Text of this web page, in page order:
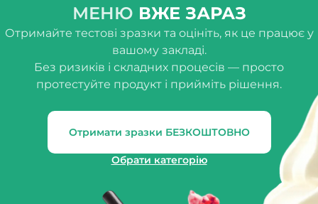
МЕНЮ ВЖЕ ЗАРАЗ
Отримайте тестові зразки та оцініть, як це працює у
вашому закладі.
Без ризиків і складних процесів — просто
протестуйте продукт і прийміть рішення.
Отримати зразки БЕЗКОШТОВНО
Обрати категорію